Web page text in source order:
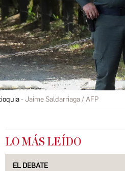
Jaime Saldarriaga / AFP
LO MÁS LEÍDO
EL DEBATE